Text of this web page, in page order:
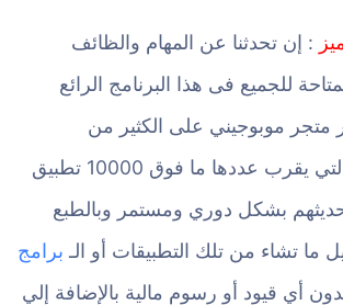
: إن تحدثنا عن المهام والظائف
للجميع فى هذا البرنامج الرائع
متجر موبوجيني على الكثير من
التطبيقات التي يقرب عددها ما فوق 10000 تطبيق
بشكل دوري ومستمر وبالطبع
ما تشاء من تلك التطبيقات أو الـ برامج
أي قيود أو رسوم مالية بالإضافة إلي